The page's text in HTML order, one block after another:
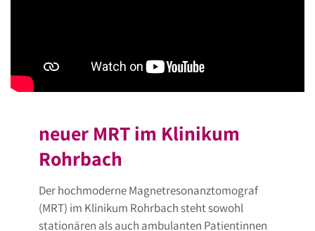
neuer MRT im Klinikum
Rohrbach
Der hochmoderne Magnetresonanztomograf
(MRT) im Klinikum Rohrbach steht sowohl
stationären als auch ambulanten Patientinnen